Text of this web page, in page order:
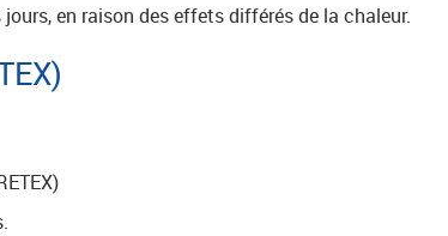
jours, en raison des effets différés de la chaleur.